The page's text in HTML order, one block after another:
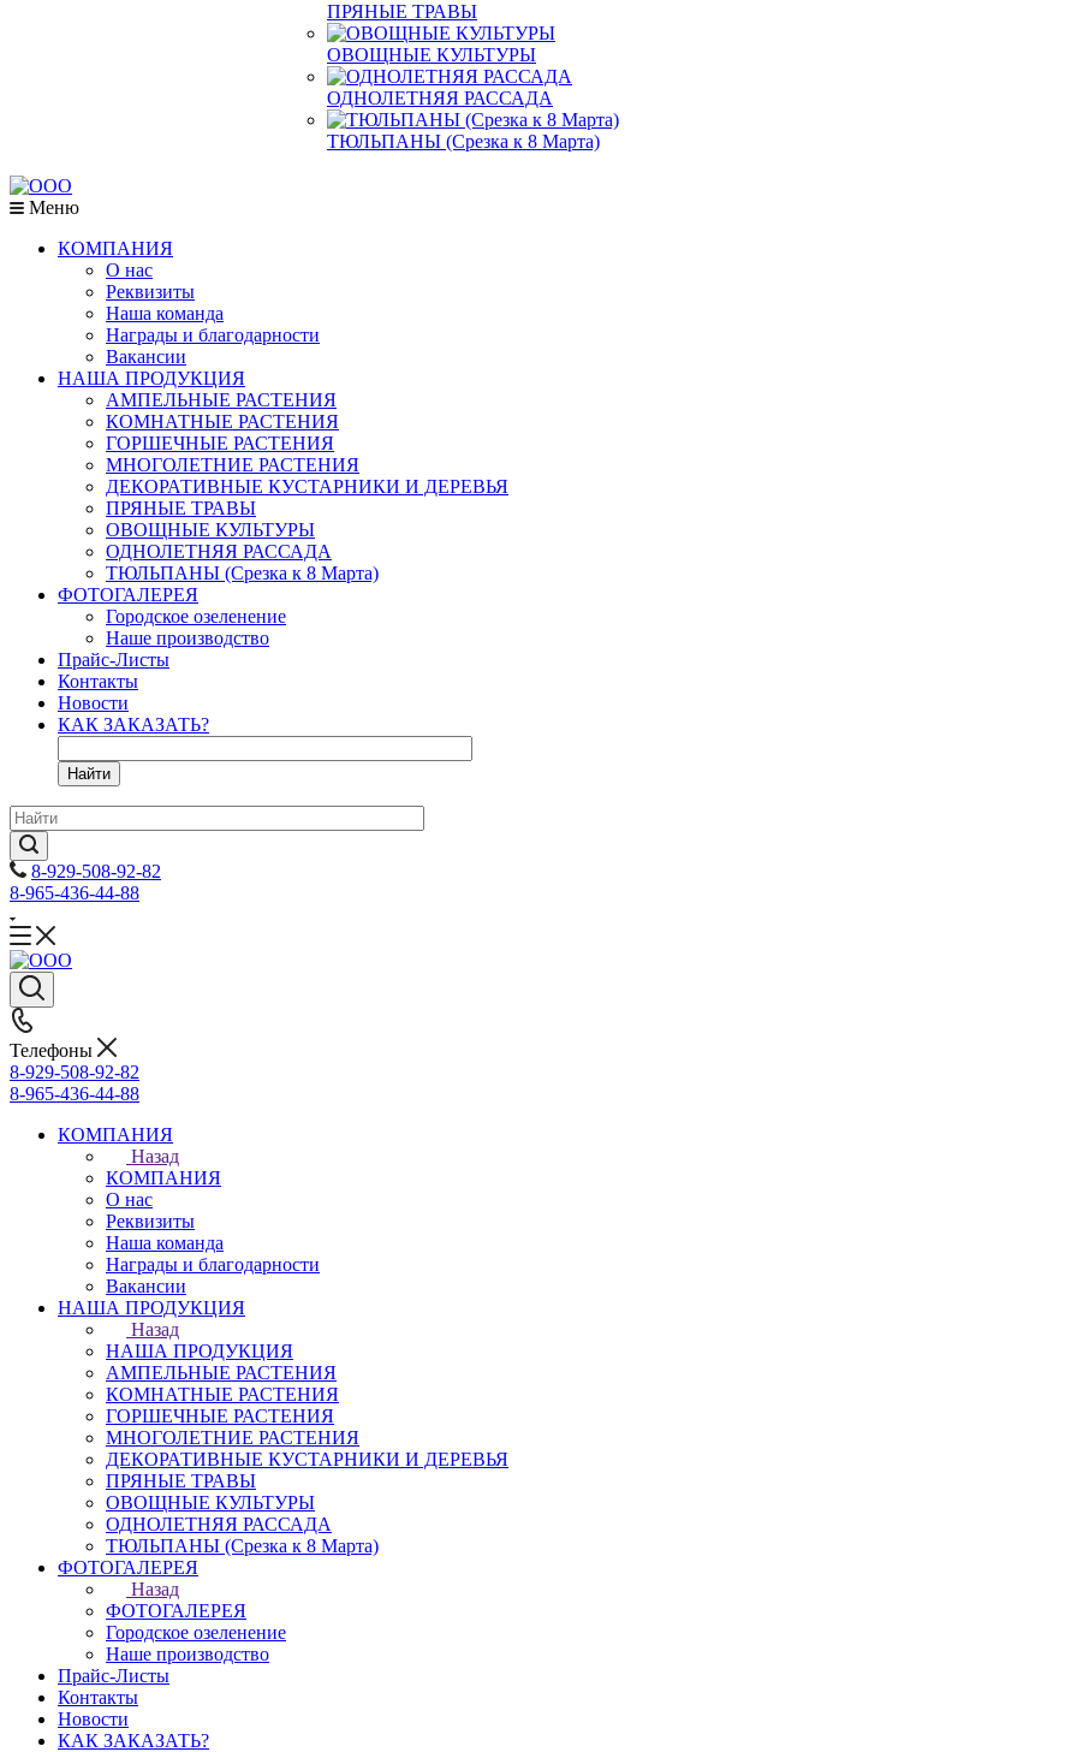
ПРЯНЫЕ ТРАВЫ
ОВОЩНЫЕ КУЛЬТУРЫ
ОДНОЛЕТНЯЯ РАССАДА
ТЮЛЬПАНЫ (Срезка к 8 Марта)
Меню
КОМПАНИЯ
О нас
Реквизиты
Наша команда
Награды и благодарности
Вакансии
НАША ПРОДУКЦИЯ
АМПЕЛЬНЫЕ РАСТЕНИЯ
КОМНАТНЫЕ РАСТЕНИЯ
ГОРШЕЧНЫЕ РАСТЕНИЯ
МНОГОЛЕТНИЕ РАСТЕНИЯ
ДЕКОРАТИВНЫЕ КУСТАРНИКИ И ДЕРЕВЬЯ
ПРЯНЫЕ ТРАВЫ
ОВОЩНЫЕ КУЛЬТУРЫ
ОДНОЛЕТНЯЯ РАССАДА
ТЮЛЬПАНЫ (Срезка к 8 Марта)
ФОТОГАЛЕРЕЯ
Городское озеленение
Наше производство
Прайс-Листы
Контакты
Новости
КАК ЗАКАЗАТЬ?
Найти
8-929-508-92-82
8-965-436-44-88
Телефоны
8-929-508-92-82
8-965-436-44-88
КОМПАНИЯ
Назад
КОМПАНИЯ
О нас
Реквизиты
Наша команда
Награды и благодарности
Вакансии
НАША ПРОДУКЦИЯ
Назад
НАША ПРОДУКЦИЯ
АМПЕЛЬНЫЕ РАСТЕНИЯ
КОМНАТНЫЕ РАСТЕНИЯ
ГОРШЕЧНЫЕ РАСТЕНИЯ
МНОГОЛЕТНИЕ РАСТЕНИЯ
ДЕКОРАТИВНЫЕ КУСТАРНИКИ И ДЕРЕВЬЯ
ПРЯНЫЕ ТРАВЫ
ОВОЩНЫЕ КУЛЬТУРЫ
ОДНОЛЕТНЯЯ РАССАДА
ТЮЛЬПАНЫ (Срезка к 8 Марта)
ФОТОГАЛЕРЕЯ
Назад
ФОТОГАЛЕРЕЯ
Городское озеленение
Наше производство
Прайс-Листы
Контакты
Новости
КАК ЗАКАЗАТЬ?